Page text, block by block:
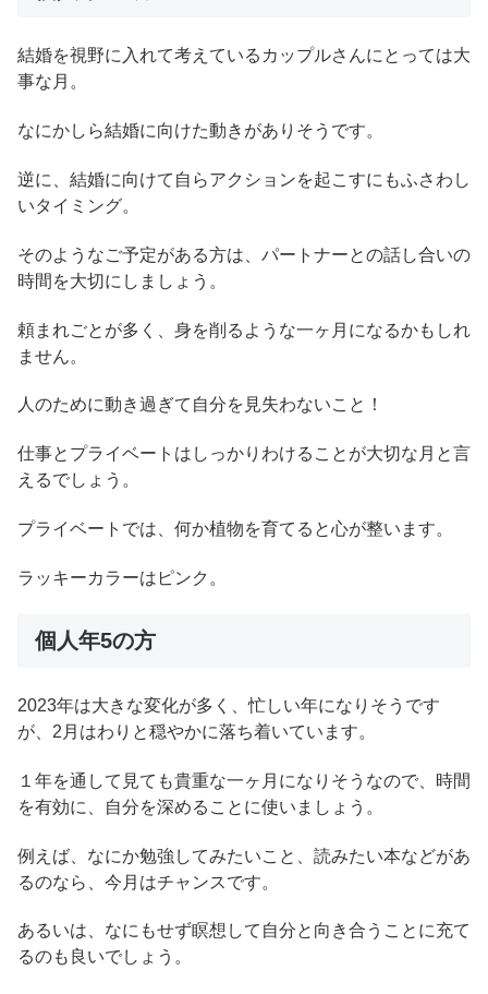
結婚を視野に入れて考えているカップルさんにとっては大
事な月。
なにかしら結婚に向けた動きがありそうです。
逆に、結婚に向けて自らアクションを起こすにもふさわし
いタイミング。
そのようなご予定がある方は、パートナーとの話し合いの
時間を大切にしましょう。
頼まれごとが多く、身を削るような一ヶ月になるかもしれ
ません。
人のために動き過ぎて自分を見失わないこと！
仕事とプライベートはしっかりわけることが大切な月と言
えるでしょう。
プライベートでは、何か植物を育てると心が整います。
ラッキーカラーはピンク。
個人年5の方
2023年は大きな変化が多く、忙しい年になりそうです
が、2月はわりと穏やかに落ち着いています。
１年を通して見ても貴重な一ヶ月になりそうなので、時間
を有効に、自分を深めることに使いましょう。
例えば、なにか勉強してみたいこと、読みたい本などがあ
るのなら、今月はチャンスです。
あるいは、なにもせず瞑想して自分と向き合うことに充て
るのも良いでしょう。